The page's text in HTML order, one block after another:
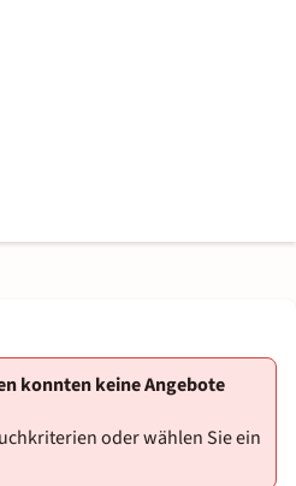
konnten keine Angebote
oder wählen Sie ein